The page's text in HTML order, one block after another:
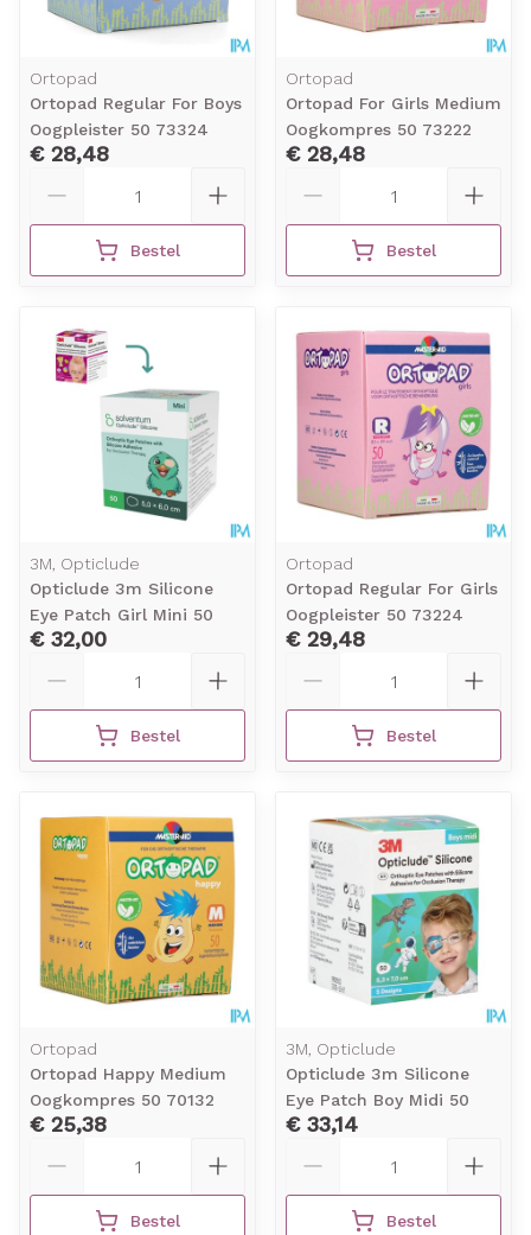
Ortopad
Ortopad Regular For Boys
Oogpleister 50 73324
€ 28,48
Bestel
Ortopad
Ortopad For Girls Medium
Oogkompres 50 73222
€ 28,48
Bestel
3M, Opticlude
Opticlude 3m Silicone
Eye Patch Girl Mini 50
€ 32,00
Bestel
Ortopad
Ortopad Regular For Girls
Oogpleister 50 73224
€ 29,48
Bestel
Ortopad
Ortopad Happy Medium
Oogkompres 50 70132
€ 25,38
Bestel
3M, Opticlude
Opticlude 3m Silicone
Eye Patch Boy Midi 50
€ 33,14
Bestel